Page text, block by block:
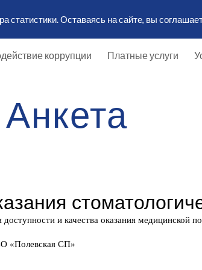
Skip to
Оставаясь на сайте, вы
коррупции Платные услуги
Анкета